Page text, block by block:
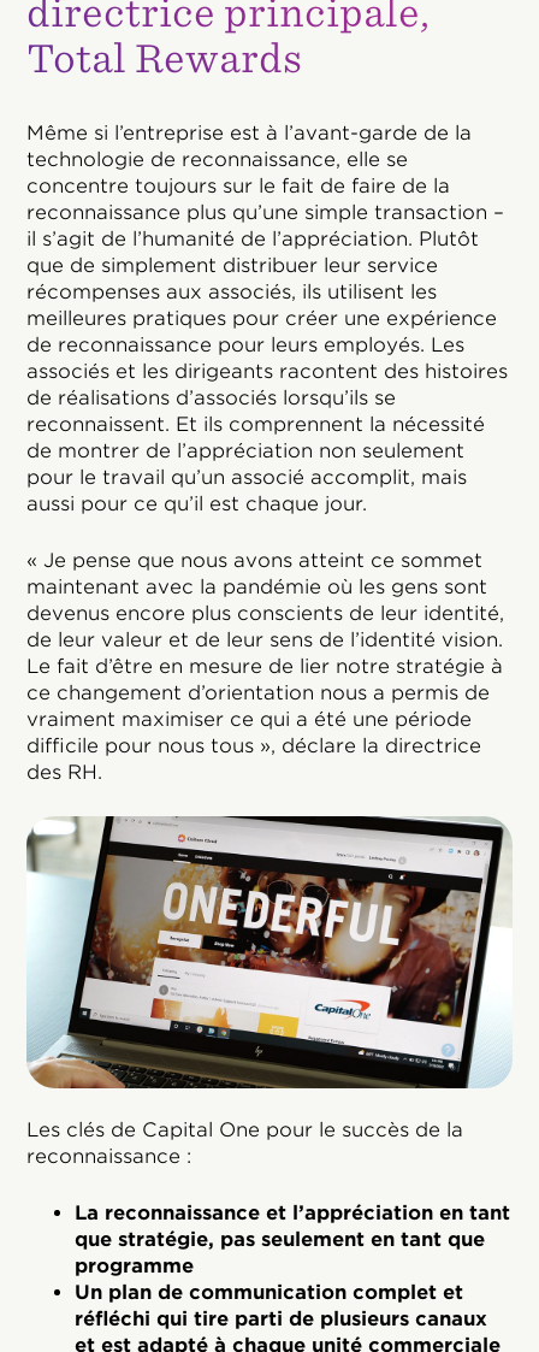
directrice principale,
Total Rewards
Même si l’entreprise est à l’avant-garde de la
technologie de reconnaissance, elle se
concentre toujours sur le fait de faire de la
reconnaissance plus qu’une simple transaction –
il s’agit de l’humanité de l’appréciation. Plutôt
que de simplement distribuer leur service
récompenses aux associés, ils utilisent les
meilleures pratiques pour créer une expérience
de reconnaissance pour leurs employés. Les
associés et les dirigeants racontent des histoires
de réalisations d’associés lorsqu’ils se
reconnaissent. Et ils comprennent la nécessité
de montrer de l’appréciation non seulement
pour le travail qu’un associé accomplit, mais
aussi pour ce qu’il est chaque jour.
« Je pense que nous avons atteint ce sommet
maintenant avec la pandémie où les gens sont
devenus encore plus conscients de leur identité,
de leur valeur et de leur sens de l’identité vision.
Le fait d’être en mesure de lier notre stratégie à
ce changement d’orientation nous a permis de
vraiment maximiser ce qui a été une période
difficile pour nous tous », déclare la directrice
des RH.
Les clés de Capital One pour le succès de la
reconnaissance :
La reconnaissance et l’appréciation en tant
que stratégie, pas seulement en tant que
programme
Un plan de communication complet et
réfléchi qui tire parti de plusieurs canaux
et est adapté à chaque unité commerciale